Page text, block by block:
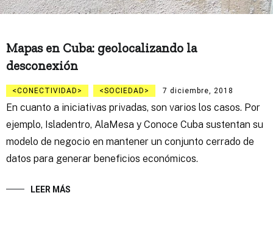
Mapas en Cuba: geolocalizando la
desconexión
CONECTIVIDAD SOCIEDAD 7 diciembre, 2018
En cuanto a iniciativas privadas, son varios los casos. Por
ejemplo, Isladentro, AlaMesa y Conoce Cuba sustentan su
modelo de negocio en mantener un conjunto cerrado de
datos para generar beneficios económicos.
LEER MÁS